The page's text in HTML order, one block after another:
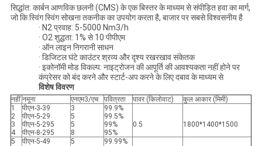
सिद्धांत: कार्बन आणविक छलनी (CMS) के एक बिस्तर के माध्यम से संपीड़ित हवा का मार्ग,
जो कि स्विंग स्विंग सोखना तकनीक का उपयोग करता है, बाजार पर सबसे विश्वसनीय है
· N2 प्रवाह: 5-5000 Nm3/h
· O2 शुद्धता: 1% से 10 पीपीएम
· ऑन लाइन निगरानी साधन
· डिजिटल घंटे काउंटर श्रव्य और दृश्य रखरखाव संकेतक
· इकोनॉमी मोड विकल्प: नाइट्रोजन की आपूर्ति की आवश्यकता नहीं होने पर
कंप्रेसर को बंद करने और स्टार्ट-अप करने के लिए दबाव के माध्यम से
विशेष विवरण
नहीं नमूना एनएम3/एच पवित्रता पावर (किलोवाट)
कुल आकार (मिमी)
1
2
3
4
पीएन-3-39
पीएन-5-29
पीएन-5-295
पीएन-8-295
3
5
5
8
99.9%
99.5%
99%
95%
0.5 1800*1400*1500
5
पीएन-5-49
5
99.99%